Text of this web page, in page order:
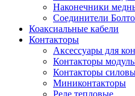
Наконечники
Соединители
Коаксиальные кабели
Контакторы
Аксессуары для
Контакторы
Контакторы
Миниконтакторы
Реле тепловые